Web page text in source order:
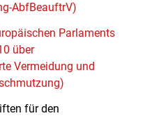
AbfBeauftrV)
Parlaments
über
Vermeidung und
für den